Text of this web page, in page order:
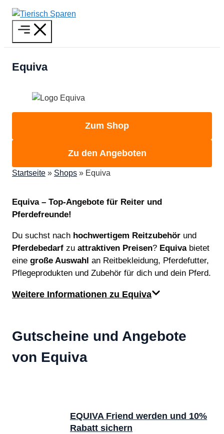
Zum
Inhalt
springen
Equiva
Zum Shop
Zu den Angeboten
Startseite » Shops » Equiva
Equiva – Top-Angebote für Reiter und
Pferdefreunde!
Du suchst nach hochwertigem Reitzubehör und
Pferdebedarf zu attraktiven Preisen? Equivabietet
eine große Auswahl an Reitbekleidung, Pferdefutter,
Pflegeprodukten und Zubehör für dich und dein Pferd.
Weitere Informationen zu Equiva
Gutscheine und Angebote
von Equiva
EQUIVA Friend werden und 10%
Rabatt sichern